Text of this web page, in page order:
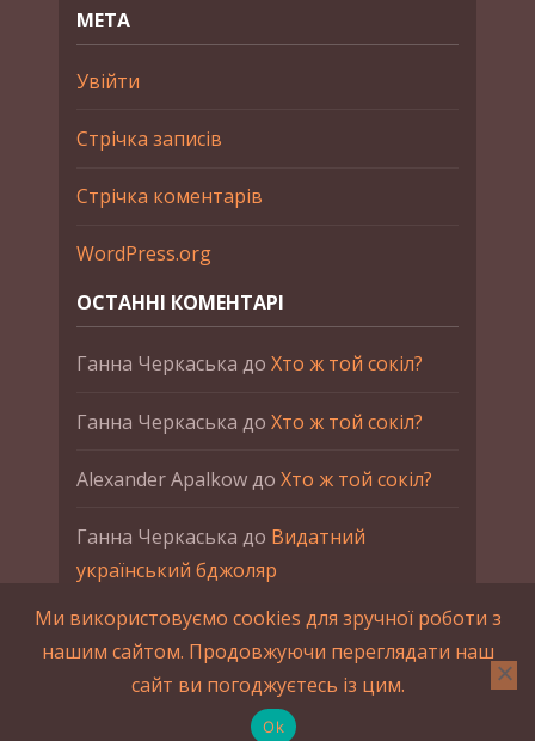
МЕТА
Увійти
Стрічка записів
Стрічка коментарів
WordPress.org
ОСТАННІ КОМЕНТАРІ
Ганна Черкаська до Хто ж той сокіл?
Ганна Черкаська до Хто ж той сокіл?
Alexander Apalkowдо Хто ж той сокіл?
Ганна Черкаська до Видатний
український бджоляр
Ганна ЧеркаськадоПетро Франко
2015-2023 © UAHistory Всі права застережено.
При використанні матеріалів сайта обов'язкове
Ми використовуємо cookies для зручної роботи з
нашим сайтом. Продовжуючи переглядати наш
сайт ви погоджуєтесь із цим.
Ok